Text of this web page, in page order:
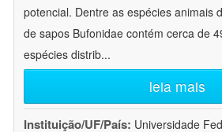
potencial. Dentre as espécies animais
de sapos Bufonidae contém cerca de
espécies distrib...
leia mais
Instituição/UF/País: Universidade